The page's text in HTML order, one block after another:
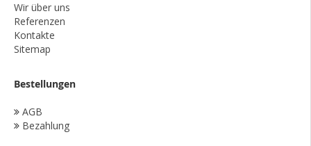
Wir über uns
Referenzen
Kontakte
Sitemap
Bestellungen
AGB
Bezahlung